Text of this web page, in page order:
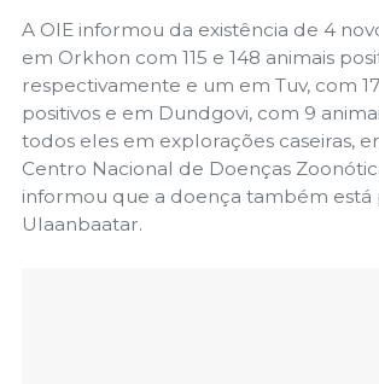
A OIE informou da existência de 4
em Orkhon com 115 e 148 animais
respectivamente e um em Tuv, com
positivos e em Dundgovi, com 9
todos eles em explorações caseiras,
Centro Nacional de Doenças
informou que a doença também está
Ulaanbaatar.